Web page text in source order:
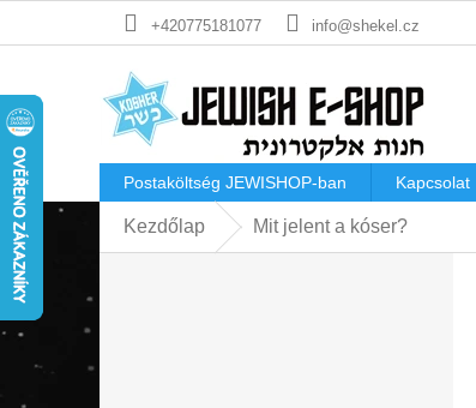
tartalomhoz
+420775181077 info@shekel.cz
Postaköltség JEWISHOP-ban Kapcsolat
Kezdőlap Mit jelent a kóser?